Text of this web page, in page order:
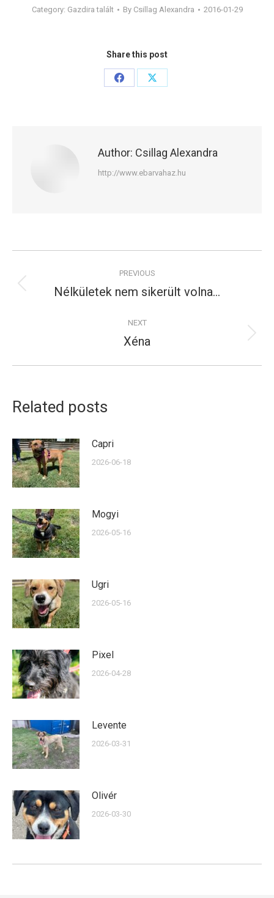
Category: Gazdira talált By Csillag Alexandra 2016-01-29
Share this post
Share
Share
Author: Csillag Alexandra
http://www.ebarvahaz.hu
navigation
PREVIOUS
Previous
Nélkületek nem sikerült volna…
NEXT
Next
Xéna
Related posts
Capri
2026-06-18
Mogyi
2026-05-16
Ugri
2026-05-16
Pixel
2026-04-28
Levente
2026-03-31
Olivér
2026-03-30